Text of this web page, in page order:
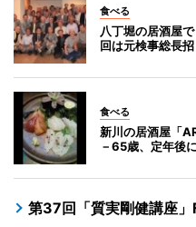
食べる
八丁堀の居酒屋
回は元検事総長招
食べる
新川の居酒屋「
－65歳、定年後
第37回「質実剛健講座」